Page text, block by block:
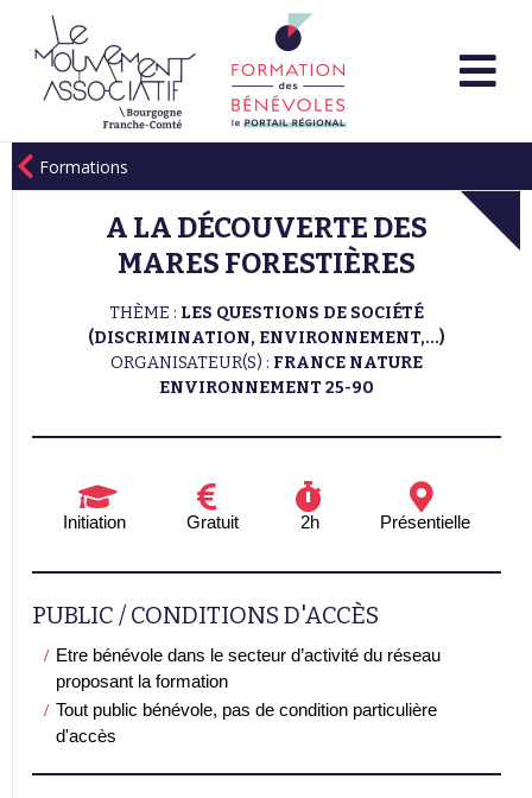
Formations
A LA DÉCOUVERTE DES
MARES FORESTIÈRES
THÈME : LES QUESTIONS DE SOCIÉTÉ
(DISCRIMINATION, ENVIRONNEMENT,...)
ORGANISATEUR(S) : FRANCE NATURE
ENVIRONNEMENT 25-90
Initiation Gratuit 2h Présentielle
PUBLIC / CONDITIONS D'ACCÈS
Etre bénévole dans le secteur d’activité du réseau
proposant la formation
Tout public bénévole, pas de condition particulière
d'accès